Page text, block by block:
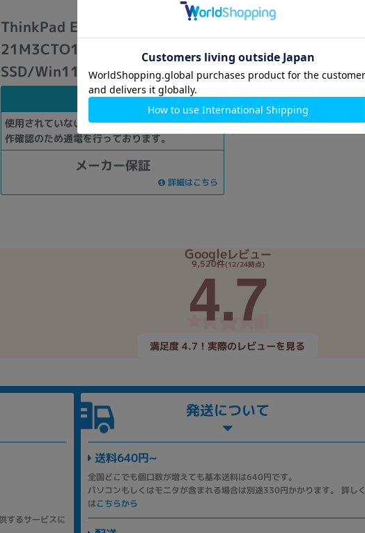
ThinkPad E14 Gen6 AMD
21M3CTO1WW【Ryzen7(3.2GHz)/32GB/256GB
SSD/Win11Home】
未使用品
使用されていない開封済み商品となりますが、動
作確認のため通電を行っております。
メーカー保証
詳細はこちら
商品番号：369092
在庫数：0
Googleレビュー
9,520件(12/24時点)
4.7
満足度 4.7！実際のレビューを見る
するサービスに
発送について
送料640円~
全国どこでも個口数が増えても基本送料は640円です。
パソコンもしくはモニタが含まれる場合は別途330円かかります。 詳しく
はこちらから